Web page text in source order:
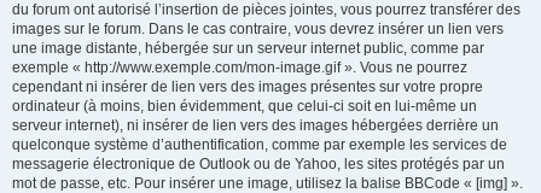
du forum ont autorisé l’insertion de pièces jointes, vous pourrez transférer des
images sur le forum. Dans le cas contraire, vous devrez insérer un lien vers
une image distante, hébergée sur un serveur internet public, comme par
exemple « http://www.exemple.com/mon-image.gif ». Vous ne pourrez
cependant ni insérer de lien vers des images présentes sur votre propre
ordinateur (à moins, bien évidemment, que celui-ci soit en lui-même un
serveur internet), ni insérer de lien vers des images hébergées derrière un
quelconque système d’authentification, comme par exemple les services de
messagerie électronique de Outlook ou de Yahoo, les sites protégés par un
mot de passe, etc. Pour insérer une image, utilisez la balise BBCode « [img] ».